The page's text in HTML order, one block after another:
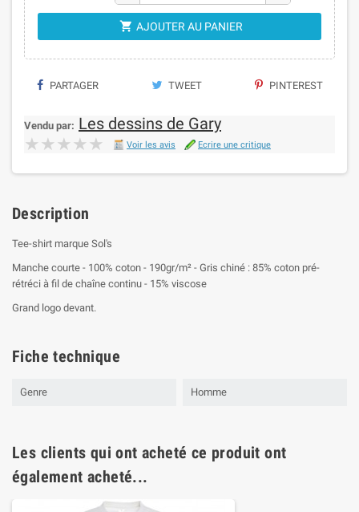
 AJOUTER AU PANIER
PARTAGER TWEET PINTEREST
Vendu par: Les dessins de Gary
★★★★★
★★★★★ Voir les avis Ecrire une critique
Description
Tee-shirt marque Sol's
Manche courte - 100% coton - 190gr/m² - Gris chiné : 85% coton pré-
rétréci à fil de chaîne continu - 15% viscose
Grand logo devant.
Fiche technique
Genre Homme
Les clients qui ont acheté ce produit ont
également acheté...